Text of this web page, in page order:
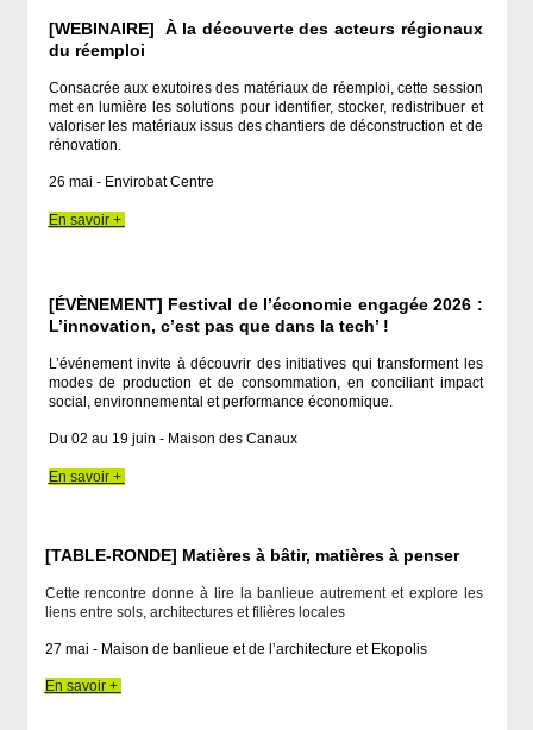
[WEBINAIRE] À la découverte des acteurs régionaux
du réemploi
Consacrée aux exutoires des matériaux de réemploi, cette session
met en lumière les solutions pour identifier, stocker, redistribuer et
valoriser les matériaux issus des chantiers de déconstruction et de
rénovation.
26 mai - Envirobat Centre
En savoir +
[ÉVÈNEMENT] Festival de l’économie engagée 2026 :
L’innovation, c’est pas que dans la tech’ !
L’événement invite à découvrir des initiatives qui transforment les
modes de production et de consommation, en conciliant impact
social, environnemental et performance économique.
Du 02 au 19 juin - Maison des Canaux
En savoir +
​​​​​​[TABLE-RONDE] Matières à bâtir, matières à penser
Cette rencontre donne à lire la banlieue autrement et explore les
liens entre sols, architectures et filières locales
27 mai - Maison de banlieue et de l’architecture et Ekopolis
En savoir +